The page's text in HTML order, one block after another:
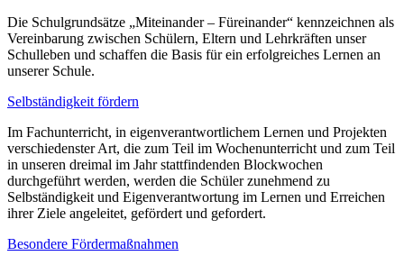
Die Schulgrundsätze „Miteinander – Füreinander“ kennzeichnen als
Vereinbarung zwischen Schülern, Eltern und Lehrkräften unser
Schulleben und schaffen die Basis für ein erfolgreiches Lernen an
unserer Schule.
Selbständigkeit fördern
Im Fachunterricht, in eigenverantwortlichem Lernen und Projekten
verschiedenster Art, die zum Teil im Wochenunterricht und zum Teil
in unseren dreimal im Jahr stattfindenden Blockwochen
durchgeführt werden, werden die Schüler zunehmend zu
Selbständigkeit und Eigenverantwortung im Lernen und Erreichen
ihrer Ziele angeleitet, gefördert und gefordert.
Besondere Fördermaßnahmen